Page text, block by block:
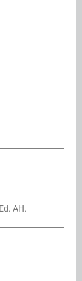
AH.